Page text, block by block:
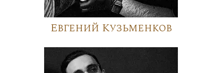
Евгений Кузьменков